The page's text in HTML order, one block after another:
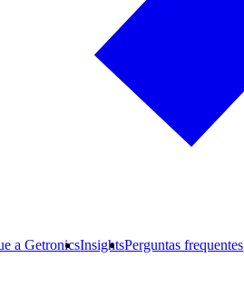
a GetronicsInsightsPerguntas frequentes